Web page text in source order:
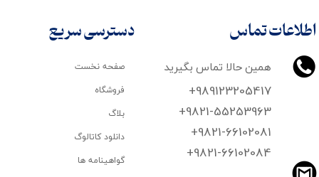
اطلاعات تماس
همین حالا تماس بگیرید
+989123205417
+9821-55253963
+9821-66102081
​​​​​​​+9821-66102084
صفحه نخست
فروشگاه
بلاگ
دانلود کاتالوگ
گواهینامه ها
دسترسی سریع